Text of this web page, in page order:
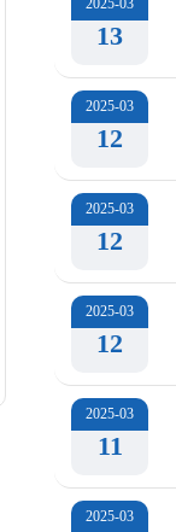
2025-03
13
2025-03
12
2025-03
12
2025-03
12
2025-03
11
2025-03